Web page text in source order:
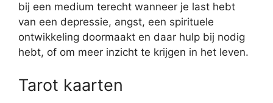
bij een medium terecht wanneer je last hebt
van een depressie, angst, een spirituele
ontwikkeling doormaakt en daar hulp bij nodig
hebt, of om meer inzicht te krijgen in het leven.
Tarot kaarten